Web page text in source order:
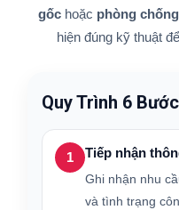
gốchoặc phòng
hiện đúng kỹ thuật
Quy Trình 6
1 Tiếp nhận
Ghi nhận nhu
và tình trạng